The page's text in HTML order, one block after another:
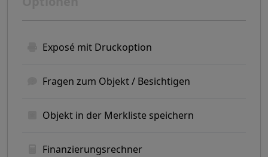
Exposé mit Druckoption
Fragen zum Objekt / Besichtigen
Objekt in der Merkliste speichern
Finanzierungsrechner